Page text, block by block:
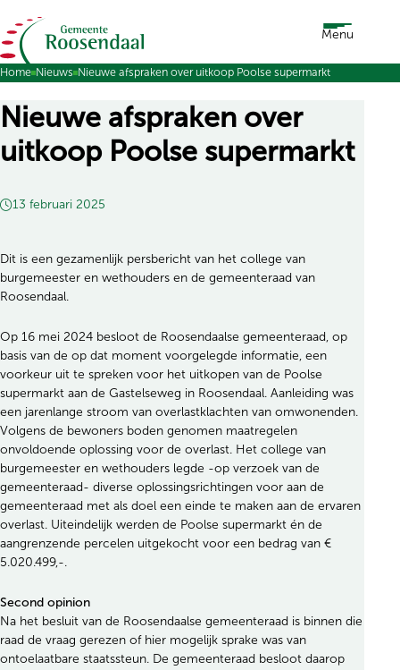
Ga naar de inhoud Menu
Home Nieuws Nieuwe afspraken over uitkoop Poolse supermarkt
Nieuwe afspraken over
uitkoop Poolse supermarkt
13 februari 2025
Dit is een gezamenlijk persbericht van het college van
burgemeester en wethouders en de gemeenteraad van
Roosendaal.
Op 16 mei 2024 besloot de Roosendaalse gemeenteraad, op
basis van de op dat moment voorgelegde informatie, een
voorkeur uit te spreken voor het uitkopen van de Poolse
supermarkt aan de Gastelseweg in Roosendaal. Aanleiding was
een jarenlange stroom van overlastklachten van omwonenden.
Volgens de bewoners boden genomen maatregelen
onvoldoende oplossing voor de overlast. Het college van
burgemeester en wethouders legde -op verzoek van de
gemeenteraad- diverse oplossingsrichtingen voor aan de
gemeenteraad met als doel een einde te maken aan de ervaren
overlast. Uiteindelijk werden de Poolse supermarkt én de
aangrenzende percelen uitgekocht voor een bedrag van €
5.020.499,-.
Second opinion
Na het besluit van de Roosendaalse gemeenteraad is binnen die
raad de vraag gerezen of hier mogelijk sprake was van
ontoelaatbare staatssteun. De gemeenteraad besloot daarop